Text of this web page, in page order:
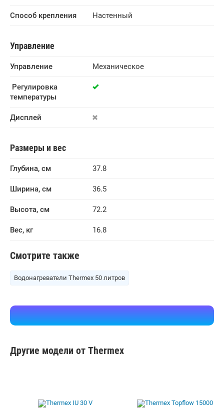
Способ крепления Настенный
Управление
Управление Механическое
температуры
Дисплей
Размеры и вес
Глубина, см 37.8
Ширина, см 36.5
Высота, см 72.2
Вес, кг 16.8
Смотрите также
Водонагреватели Thermex 50 литров
Другие модели от Thermex